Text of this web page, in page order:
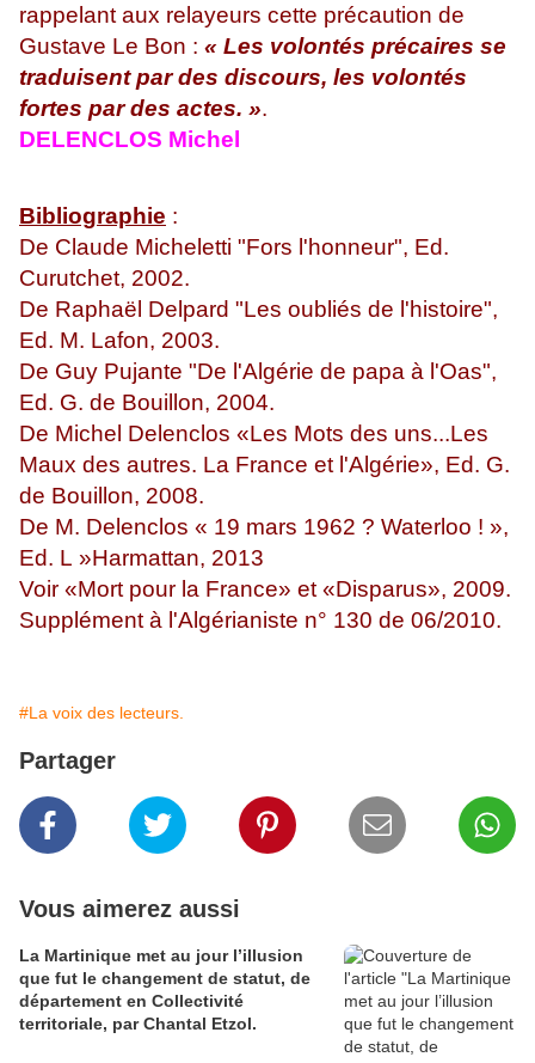
rappelant aux relayeurs cette précaution de
Gustave Le Bon : « Les volontés précaires se
traduisent par des discours, les volontés
fortes par des actes. ».
DELENCLOS Michel
Bibliographie :
De Claude Micheletti "Fors l'honneur", Ed.
Curutchet, 2002.
De Raphaël Delpard "Les oubliés de l'histoire",
Ed. M. Lafon, 2003.
De Guy Pujante "De l'Algérie de papa à l'Oas",
Ed. G. de Bouillon, 2004.
De Michel Delenclos «Les Mots des uns...Les
Maux des autres. La France et l'Algérie», Ed. G.
de Bouillon, 2008.
De M. Delenclos « 19 mars 1962 ? Waterloo ! »,
Ed. L »Harmattan, 2013
Voir «Mort pour la France» et «Disparus», 2009.
Supplément à l'Algérianiste n° 130 de 06/2010.
#La voix des lecteurs.
Partager
Vous aimerez aussi
La Martinique met au jour l’illusion
que fut le changement de statut, de
département en Collectivité
territoriale, par Chantal Etzol.